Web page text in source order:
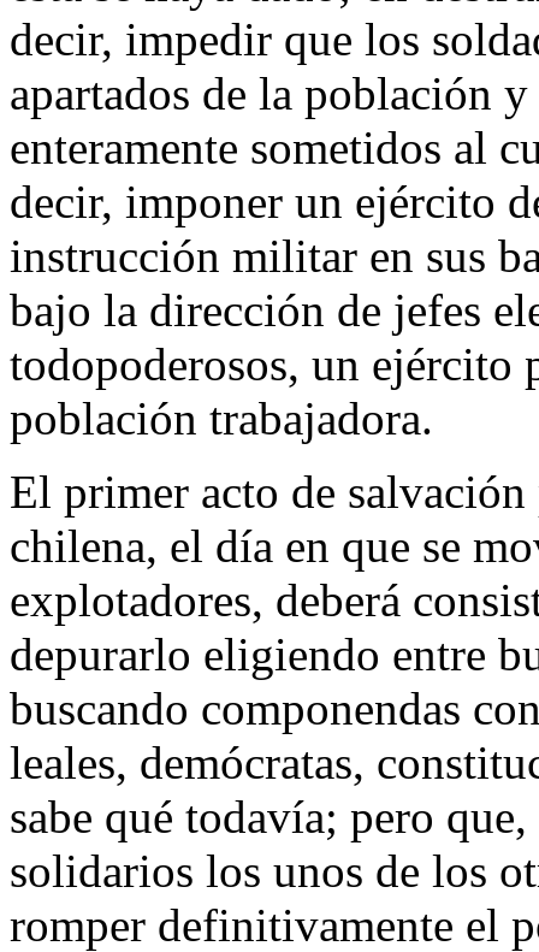
decir, impedir que los
apartados de la población
enteramente sometidos al
decir, imponer un ejército
instrucción militar en sus
bajo la dirección de jefes
todopoderosos, un ejército
población trabajadora.
El primer acto de
chilena, el día en que se
explotadores, deberá
depurarlo eligiendo entre
buscando componendas
leales, demócratas,
sabe qué todavía; pero
solidarios los unos de los
romper definitivamente el